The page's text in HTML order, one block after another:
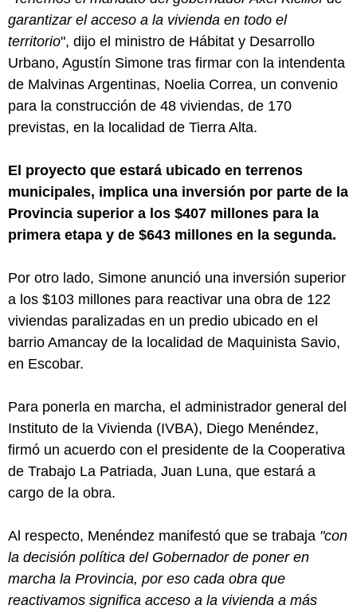
garantizar el acceso a la vivienda en todo el
territorio", dijo el ministro de Hábitat y Desarrollo
Urbano, Agustín Simone tras firmar con la intendenta
de Malvinas Argentinas, Noelia Correa, un convenio
para la construcción de 48 viviendas, de 170
previstas, en la localidad de Tierra Alta.
El proyecto que estará ubicado en terrenos
municipales, implica una inversión por parte de la
Provincia superior a los $407 millones para la
primera etapa y de $643 millones en la segunda.
Por otro lado, Simone anunció una inversión superior
a los $103 millones para reactivar una obra de 122
viviendas paralizadas en un predio ubicado en el
barrio Amancay de la localidad de Maquinista Savio,
en Escobar.
Para ponerla en marcha, el administrador general del
Instituto de la Vivienda (IVBA), Diego Menéndez,
firmó un acuerdo con el presidente de la Cooperativa
de Trabajo La Patriada, Juan Luna, que estará a
cargo de la obra.
Al respecto, Menéndez manifestó que se trabaja "con
la decisión política del Gobernador de poner en
marcha la Provincia, por eso cada obra que
reactivamos significa acceso a la vivienda a más